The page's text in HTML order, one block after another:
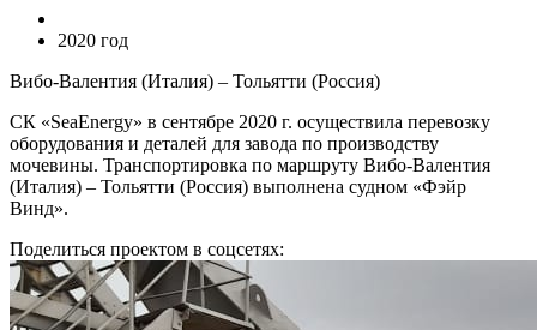
2020 год
Вибо-Валентия (Италия) – Тольятти (Россия)
СК «SeaEnergy» в сентябре 2020 г. осуществила перевозку
оборудования и деталей для завода по производству
мочевины. Транспортировка по маршруту Вибо-Валентия
(Италия) – Тольятти (Россия) выполнена судном «Фэйр
Винд».
Поделиться проектом в соцсетях: